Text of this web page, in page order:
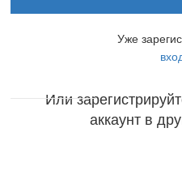
Уже
Или
аккаунт в